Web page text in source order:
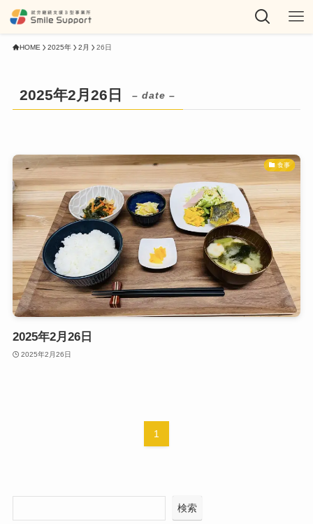
HOME 2025年 2月 26日
2025年2月26日 – date –
食事
2025年2月26日
2025年2月26日
1
検索